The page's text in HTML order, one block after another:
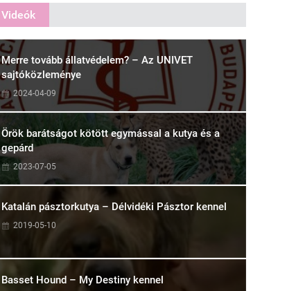
Videók
Merre tovább állatvédelem? – Az UNIVET
sajtóközleménye
2024-04-09
Örök barátságot kötött egymással a kutya és a
gepárd
2023-07-05
Katalán pásztorkutya – Délvidéki Pásztor kennel
2019-05-10
Basset Hound – My Destiny kennel